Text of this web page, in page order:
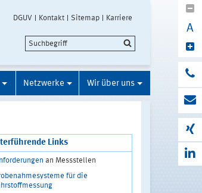
DGUV Kontakt Sitemap Karriere
A
Netzwerke Wir über uns
Links
an Messstellen
für die